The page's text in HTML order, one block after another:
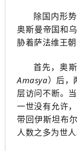
除国内形
奥斯曼帝国和
胁着萨法维王朝
首先，奥
Amasya）后，
层访问不断。
一世没有允许
带回伊斯坦布
人数之多为世